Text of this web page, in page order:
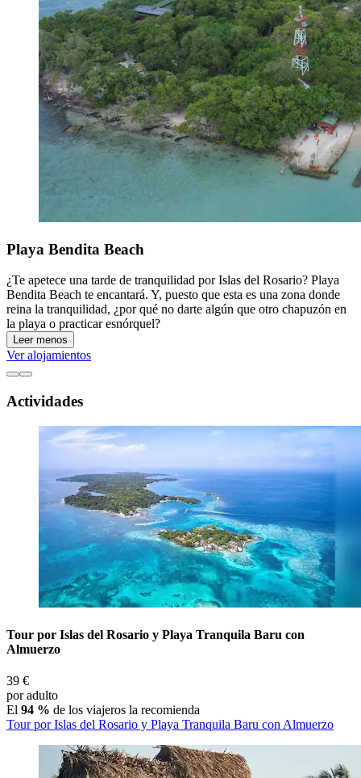
Playa Bendita Beach
¿Te apetece una tarde de tranquilidad por Islas del Rosario? Playa
Bendita Beach te encantará. Y, puesto que esta es una zona donde
reina la tranquilidad, ¿por qué no darte algún que otro chapuzón en
la playa o practicar esnórquel?
Leer menos
Ver alojamientos
Actividades
Tour por Islas del Rosario y Playa Tranquila Baru con
Almuerzo
39 €
por adulto
El 94 % de los viajeros la recomienda
Tour por Islas del Rosario y Playa Tranquila Baru con Almuerzo